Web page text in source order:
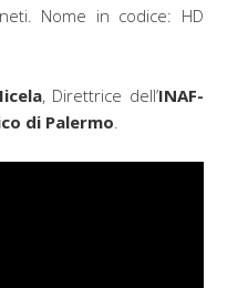
Nome in codice: HD
, Direttrice dell’INAF-
di Palermo.